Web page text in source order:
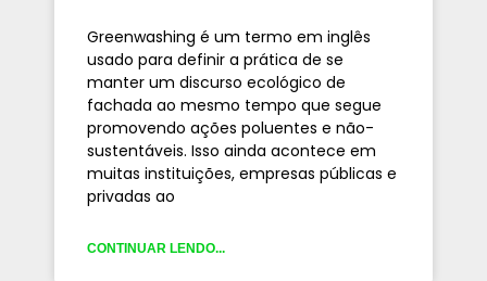
Greenwashing é um termo em inglês
usado para definir a prática de se
manter um discurso ecológico de
fachada ao mesmo tempo que segue
promovendo ações poluentes e não-
sustentáveis. Isso ainda acontece em
muitas instituições, empresas públicas e
privadas ao
CONTINUAR LENDO...